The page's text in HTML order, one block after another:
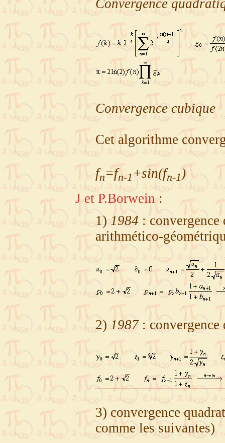
Convergence
Convergence cubique
Cet algorithme
fn=fn-1 +sin(fn-1)
J et P.Borwein:
1)1984 :
arithmético-
2)1987: convergence
3) convergence
comme les suivantes)